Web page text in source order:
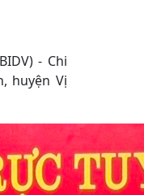
- Chi
huyện Vị